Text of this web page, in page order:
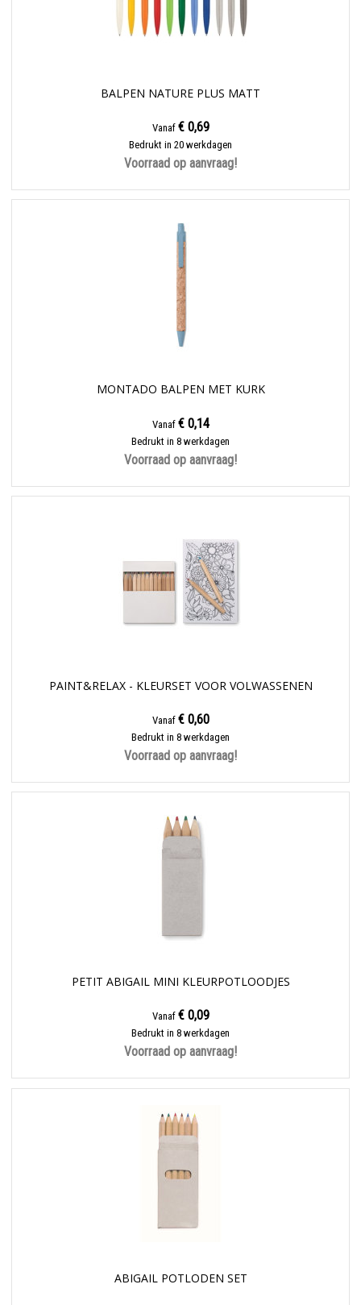
BALPEN NATURE PLUS MATT
Vanaf € 0,69
Bedrukt in 20 werkdagen
Voorraad op aanvraag!
MONTADO BALPEN MET KURK
Vanaf € 0,14
Bedrukt in 8 werkdagen
Voorraad op aanvraag!
PAINT&RELAX - KLEURSET VOOR VOLWASSENEN
Vanaf € 0,60
Bedrukt in 8 werkdagen
Voorraad op aanvraag!
PETIT ABIGAIL MINI KLEURPOTLOODJES
Vanaf € 0,09
Bedrukt in 8 werkdagen
Voorraad op aanvraag!
ABIGAIL POTLODEN SET